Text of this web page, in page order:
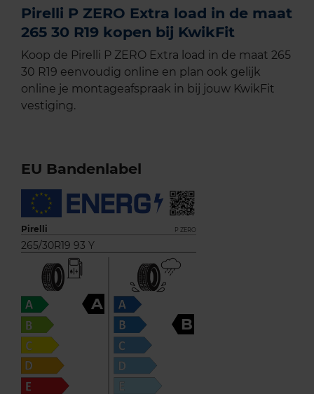
Pirelli P ZERO Extra load in de maat
265 30 R19 kopen bij KwikFit
Koop de Pirelli P ZERO Extra load in de maat 265
30 R19 eenvoudig online en plan ook gelijk
online je montageafspraak in bij jouw KwikFit
vestiging.
EU Bandenlabel
Pirelli P ZERO
265/30R19 93 Y
A
B